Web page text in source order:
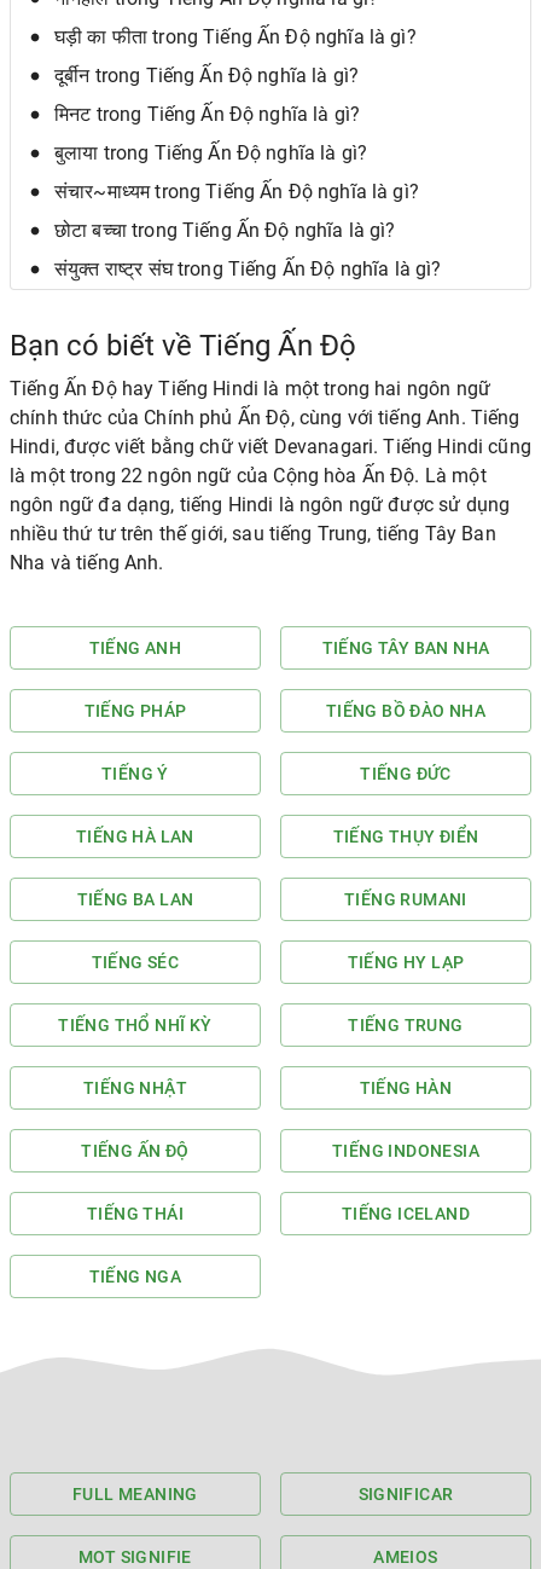
घड़ी का फीता trong Tiếng Ấn Độ nghĩa là gì?
दूर्बीन trong Tiếng Ấn Độ nghĩa là gì?
मिनट trong Tiếng Ấn Độ nghĩa là gì?
बुलाया trong Tiếng Ấn Độ nghĩa là gì?
संचार~माध्यम trong Tiếng Ấn Độ nghĩa là gì?
छोटा बच्चा trong Tiếng Ấn Độ nghĩa là gì?
संयुक्त राष्ट्र संघ trong Tiếng Ấn Độ nghĩa là gì?
Bạn có biết về Tiếng Ấn Độ
Tiếng Ấn Độ hay Tiếng Hindi là một trong hai ngôn ngữ
chính thức của Chính phủ Ấn Độ, cùng với tiếng Anh. Tiếng
Hindi, được viết bằng chữ viết Devanagari. Tiếng Hindi cũng
là một trong 22 ngôn ngữ của Cộng hòa Ấn Độ. Là một
ngôn ngữ đa dạng, tiếng Hindi là ngôn ngữ được sử dụng
nhiều thứ tư trên thế giới, sau tiếng Trung, tiếng Tây Ban
Nha và tiếng Anh.
TIẾNG ANH TIẾNG TÂY BAN NHA
TIẾNG PHÁP TIẾNG BỒ ĐÀO NHA
TIẾNG Ý TIẾNG ĐỨC
TIẾNG HÀ LAN TIẾNG THỤY ĐIỂN
TIẾNG BA LAN TIẾNG RUMANI
TIẾNG SÉC TIẾNG HY LẠP
TIẾNG THỔ NHĨ KỲ TIẾNG TRUNG
TIẾNG NHẬT TIẾNG HÀN
TIẾNG ẤN ĐỘ TIẾNG INDONESIA
TIẾNG THÁI TIẾNG ICELAND
TIẾNG NGA
FULL MEANING SIGNIFICAR
MOT SIGNIFIE AMEIOS